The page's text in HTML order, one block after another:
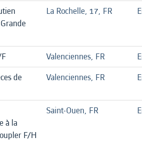
La Rochelle, 17, FR
Valenciennes, FR
de
Valenciennes, FR
à la
F/H
Saint-Ouen, FR